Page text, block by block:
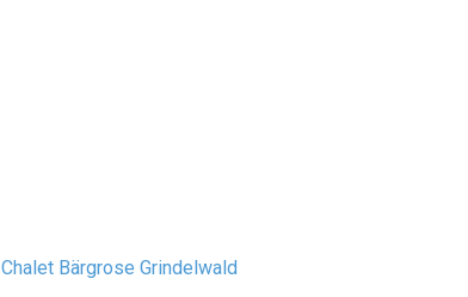
Chalet Bärgrose Grindelwald